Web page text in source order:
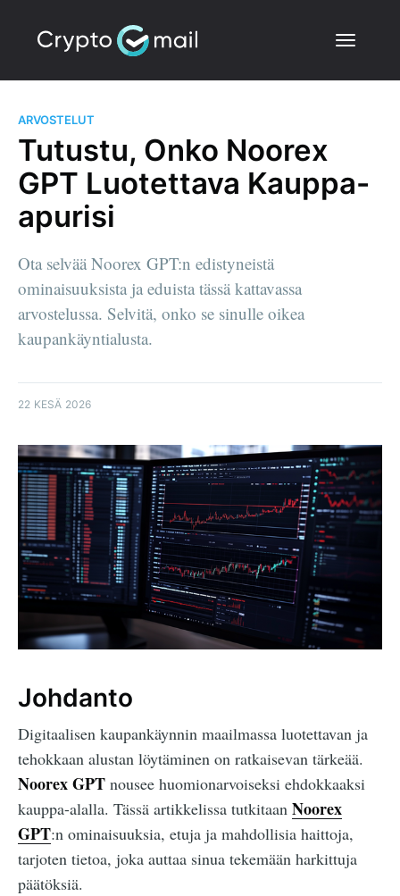
ARVOSTELUT
Tutustu, Onko Noorex
GPT Luotettava Kauppa-
apurisi
Ota selvää Noorex GPT:n edistyneistä
ominaisuuksista ja eduista tässä kattavassa
arvostelussa. Selvitä, onko se sinulle oikea
kaupankäyntialusta.
22 KESÄ 2026
Johdanto
Digitaalisen kaupankäynnin maailmassa luotettavan ja
tehokkaan alustan löytäminen on ratkaisevan tärkeää.
Noorex GPT nousee huomionarvoiseksi ehdokkaaksi
kauppa-alalla. Tässä artikkelissa tutkitaan Noorex
GPT:n ominaisuuksia, etuja ja mahdollisia haittoja,
tarjoten tietoa, joka auttaa sinua tekemään harkittuja
päätöksiä.